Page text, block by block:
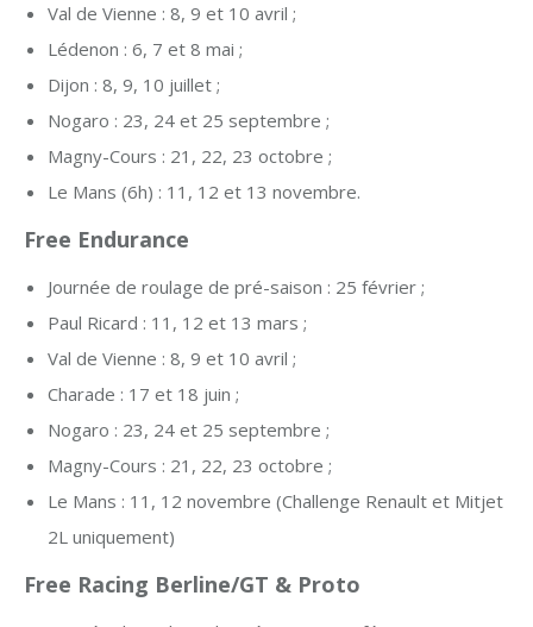
Val de Vienne : 8, 9 et 10 avril ;
Lédenon : 6, 7 et 8 mai ;
Dijon : 8, 9, 10 juillet ;
Nogaro : 23, 24 et 25 septembre ;
Magny-Cours : 21, 22, 23 octobre ;
Le Mans (6h) : 11, 12 et 13 novembre.
Free Endurance
Journée de roulage de pré-saison : 25 février ;
Paul Ricard : 11, 12 et 13 mars ;
Val de Vienne : 8, 9 et 10 avril ;
Charade : 17 et 18 juin ;
Nogaro : 23, 24 et 25 septembre ;
Magny-Cours : 21, 22, 23 octobre ;
Le Mans : 11, 12 novembre (Challenge Renault et Mitjet
2L uniquement)
Free Racing Berline/GT & Proto